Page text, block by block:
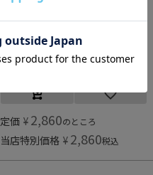
定価 ¥ 2,860のところ
当店特別価格 ¥ 2,860税込